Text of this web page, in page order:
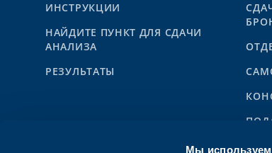
Мы
ИНСТРУКЦИИ
НАЙДИТЕ ПУНКТ ДЛЯ СДАЧИ
АНАЛИЗА
PЕЗУЛЬТАТЫ